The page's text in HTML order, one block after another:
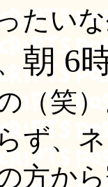
たい
朝 6
（笑
ず、
方か